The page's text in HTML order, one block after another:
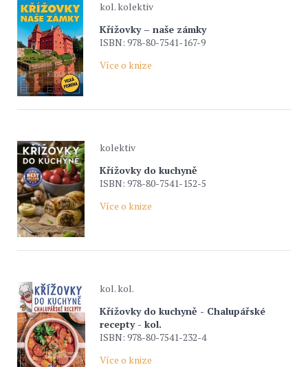
kol. kolektiv
Křížovky – naše zámky
ISBN: 978-80-7541-167-9
Více o knize
kolektiv
Křížovky do kuchyně
ISBN: 978-80-7541-152-5
Více o knize
kol. kol.
Křížovky do kuchyně - Chalupářské
recepty - kol.
ISBN: 978-80-7541-232-4
Více o knize